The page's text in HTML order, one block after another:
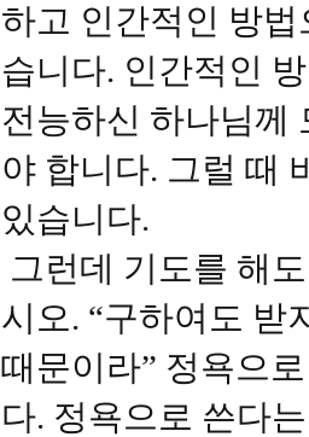
하고 인간적인 방
습니다. 인간적인
전능하신 하나님께
야 합니다. 그럴 때
있습니다.
그런데 기도를 해
시오. “구하여도 받
때문이라” 정욕으
다. 정욕으로 쓴다